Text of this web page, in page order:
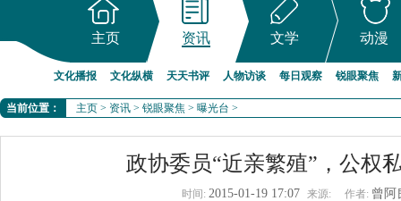
主页 资讯 文学 动漫
文化播报 文化纵横 天天书评 人物访谈 每日观察 锐眼聚焦
当前位置： 主页 > 资讯 > 锐眼聚焦 > 曝光台 >
政协委员“近亲繁殖”，公权
时间: 2015-01-19 17:07 来源: 作者: 曾